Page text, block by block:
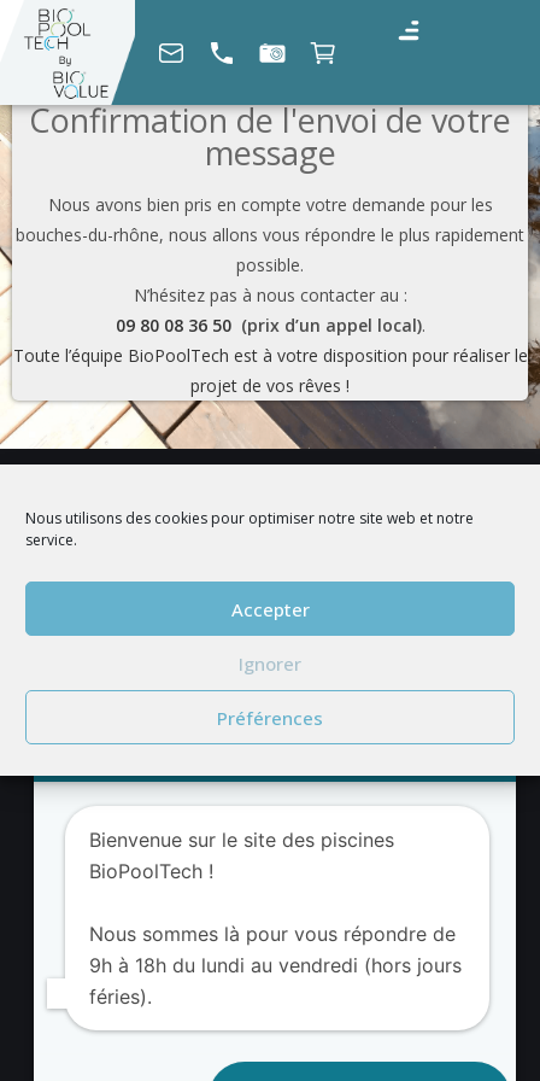
Nous utilisons des cookies pour optimiser notre site web et notre
service.
Accepter
Ignorer
Préférences
Confirmation de l'envoi de votre
message
Nous avons bien pris en compte votre demande pour les
bouches-du-rhône, nous allons vous répondre le plus rapidement
possible.
N’hésitez pas à nous contacter au :
09 80 08 36 50 (prix d’un appel local).
Toute l’équipe BioPoolTech est à votre disposition pour réaliser le
projet de vos rêves !
Adresse BioValue BioPoolTech
BioValue BioPoolTech
Avenue Louis Philibert
Tel. (+33) 09 8008 3650
Service client BioPoolTech
Bienvenue sur le site des piscines
BioPoolTech !
Nous sommes là pour vous répondre de
9h à 18h du lundi au vendredi (hors jours
féries).